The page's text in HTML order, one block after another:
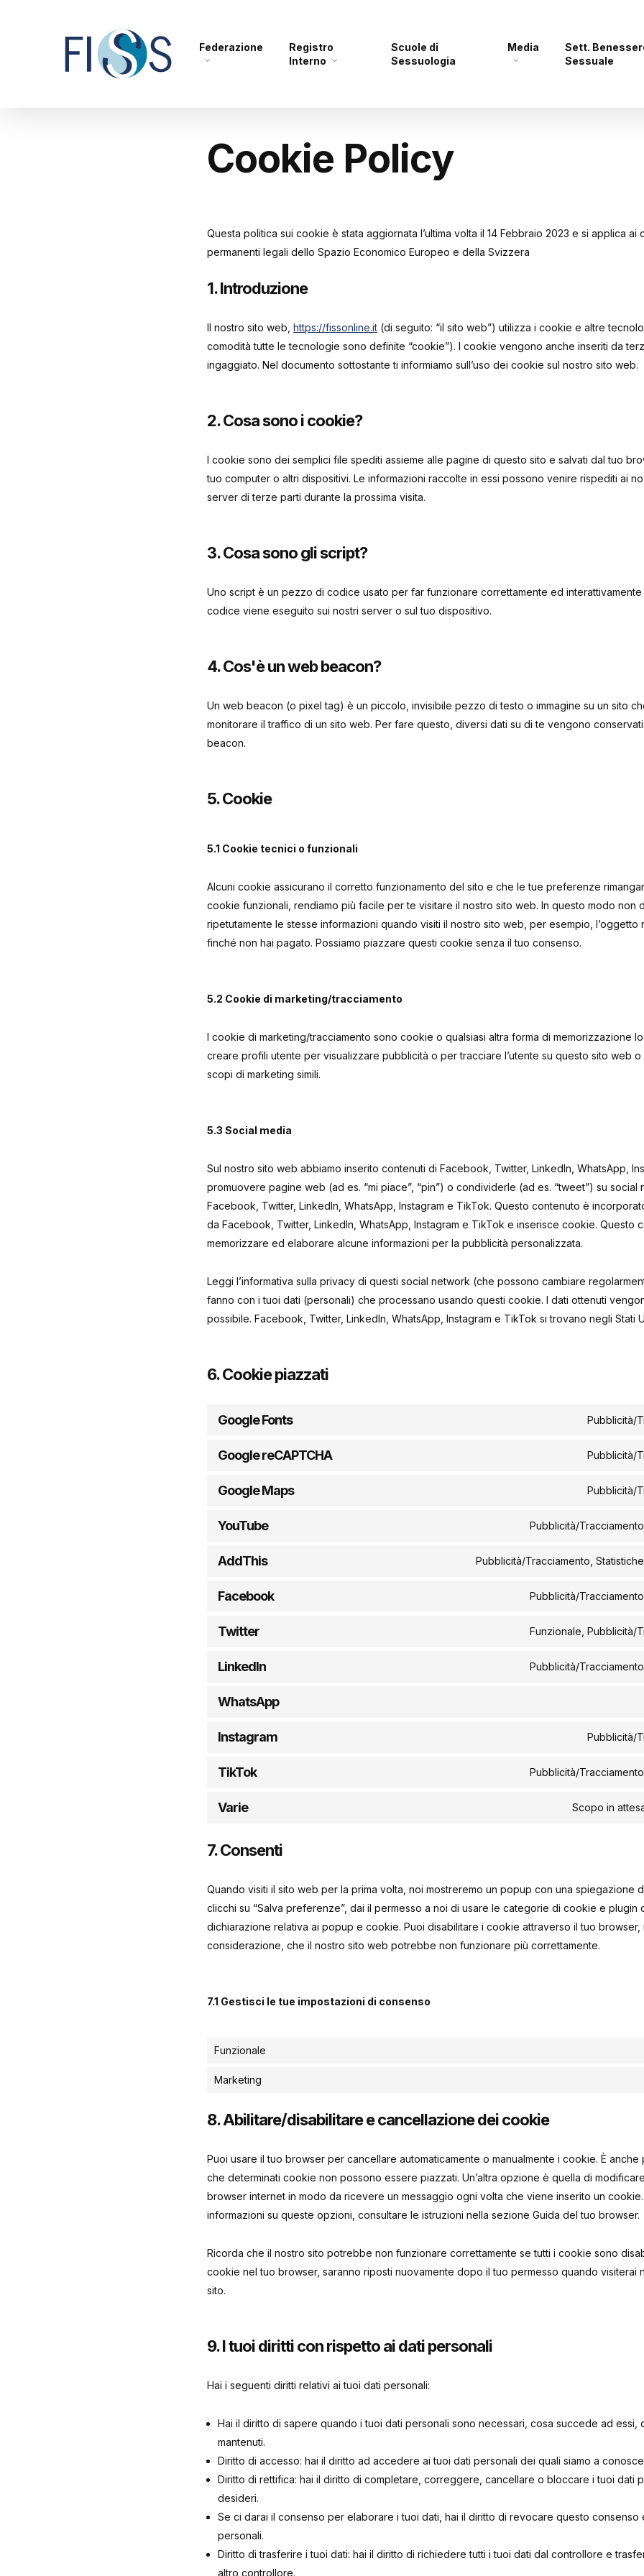
Federazione
Registro
Interno
Scuole di
Sessuologia
Media
Sett.
Sessuale
Cookie Policy
Questa politica sui cookie è stata aggiornata l’ultima volta il 14 Febbraio 2023 e si applica ai
permanenti legali dello Spazio Economico Europeo e della Svizzera
1. Introduzione
Il nostro sito web,https://fissonline.it (di seguito: “il sito web”) utilizza i cookie e altre
comodità tutte le tecnologie sono definite “cookie”). I cookie vengono anche inseriti da
ingaggiato. Nel documento sottostante ti informiamo sull’uso dei cookie sul nostro sito web.
2. Cosa sono i cookie?
I cookie sono dei semplici file spediti assieme alle pagine di questo sito e salvati dal tuo
tuo computer o altri dispositivi. Le informazioni raccolte in essi possono venire rispediti ai
server di terze parti durante la prossima visita.
3. Cosa sono gli script?
Uno script è un pezzo di codice usato per far funzionare correttamente ed interattivamente
codice viene eseguito sui nostri server o sul tuo dispositivo.
4. Cos'è un web beacon?
Un web beacon (o pixel tag) è un piccolo, invisibile pezzo di testo o immagine su un sito
monitorare il traffico di un sito web. Per fare questo, diversi dati su di te vengono
beacon.
5. Cookie
5.1 Cookie tecnici o funzionali
Alcuni cookie assicurano il corretto funzionamento del sito e che le tue preferenze
cookie funzionali, rendiamo più facile per te visitare il nostro sito web. In questo modo non
ripetutamente le stesse informazioni quando visiti il nostro sito web, per esempio, l’oggetto
finché non hai pagato. Possiamo piazzare questi cookie senza il tuo consenso.
5.2 Cookie di marketing/tracciamento
I cookie di marketing/tracciamento sono cookie o qualsiasi altra forma di memorizzazione
creare profili utente per visualizzare pubblicità o per tracciare l’utente su questo sito web
scopi di marketing simili.
5.3 Social media
Sul nostro sito web abbiamo inserito contenuti di Facebook, Twitter, LinkedIn, WhatsApp,
promuovere pagine web (ad es. “mi piace”, “pin”) o condividerle (ad es. “tweet”) su social
Facebook, Twitter, LinkedIn, WhatsApp, Instagram e TikTok. Questo contenuto è
da Facebook, Twitter, LinkedIn, WhatsApp, Instagram e TikTok e inserisce cookie. Questo
memorizzare ed elaborare alcune informazioni per la pubblicità personalizzata.
Leggi l’informativa sulla privacy di questi social network (che possono cambiare
fanno con i tuoi dati (personali) che processano usando questi cookie. I dati ottenuti
possibile. Facebook, Twitter, LinkedIn, WhatsApp, Instagram e TikTok si trovano negli Stati
6. Cookie piazzati
Google Fonts Pubblicità/
Google reCAPTCHA Pubblicità/
Google Maps Pubblicità/
YouTube Pubblicità/
AddThis Pubblicità/Tracciamento,
Facebook Pubblicità/
Twitter Funzionale, Pubblicità/
LinkedIn Pubblicità/
WhatsApp
Instagram Pubblicità/
TikTok Pubblicità/
Varie Scopo in
7. Consenti
Quando visiti il sito web per la prima volta, noi mostreremo un popup con una spiegazione
clicchi su “Salva preferenze”, dai il permesso a noi di usare le categorie di cookie e plugin
dichiarazione relativa ai popup e cookie. Puoi disabilitare i cookie attraverso il tuo browser,
considerazione, che il nostro sito web potrebbe non funzionare più correttamente.
7.1 Gestisci le tue impostazioni di consenso
Funzionale
Marketing
8. Abilitare/disabilitare e cancellazione dei cookie
Puoi usare il tuo browser per cancellare automaticamente o manualmente i cookie. È
che determinati cookie non possono essere piazzati. Un’altra opzione è quella di
browser internet in modo da ricevere un messaggio ogni volta che viene inserito un
informazioni su queste opzioni, consultare le istruzioni nella sezione Guida del tuo browser.
Ricorda che il nostro sito potrebbe non funzionare correttamente se tutti i cookie sono
cookie nel tuo browser, saranno riposti nuovamente dopo il tuo permesso quando visiterai
sito.
9. I tuoi diritti con rispetto ai dati personali
Hai i seguenti diritti relativi ai tuoi dati personali:
Hai il diritto di sapere quando i tuoi dati personali sono necessari, cosa succede ad essi,
mantenuti.
Diritto di accesso: hai il diritto ad accedere ai tuoi dati personali dei quali siamo a
Diritto di rettifica: hai il diritto di completare, correggere, cancellare o bloccare i tuoi dati
desideri.
Se ci darai il consenso per elaborare i tuoi dati, hai il diritto di revocare questo consenso
personali.
Diritto di trasferire i tuoi dati: hai il diritto di richiedere tutti i tuoi dati dal controllore e
altro controllore.